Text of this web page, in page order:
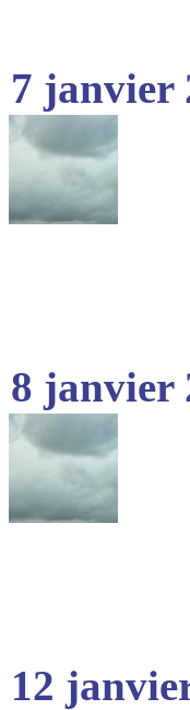
7 janvier
8 janvier
12